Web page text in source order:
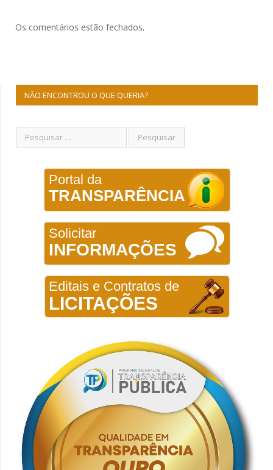
Os comentários estão fechados.
NÃO ENCONTROU O QUE QUERIA?
Portal da
TRANSPARÊNCIA
Solicitar
INFORMAÇÕES
Editais e Contratos de
LICITAÇÕES